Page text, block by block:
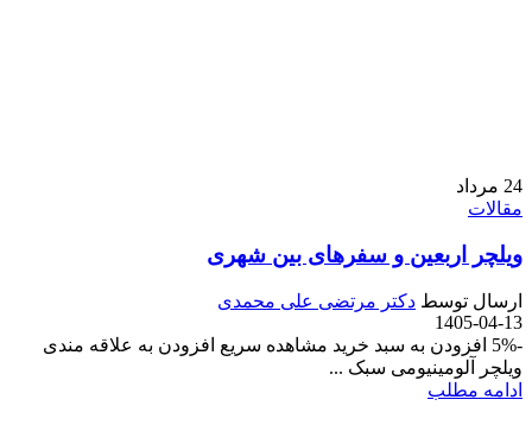
24 مرداد
مقالات
ویلچر اربعین و سفرهای بین شهری
ارسال توسط دکتر مرتضی علی محمدی
1405-04-13
-5% افزودن به سبد خرید مشاهده سریع افزودن به علاقه مندی
ویلچر آلومینیومی سبک ...
ادامه مطلب